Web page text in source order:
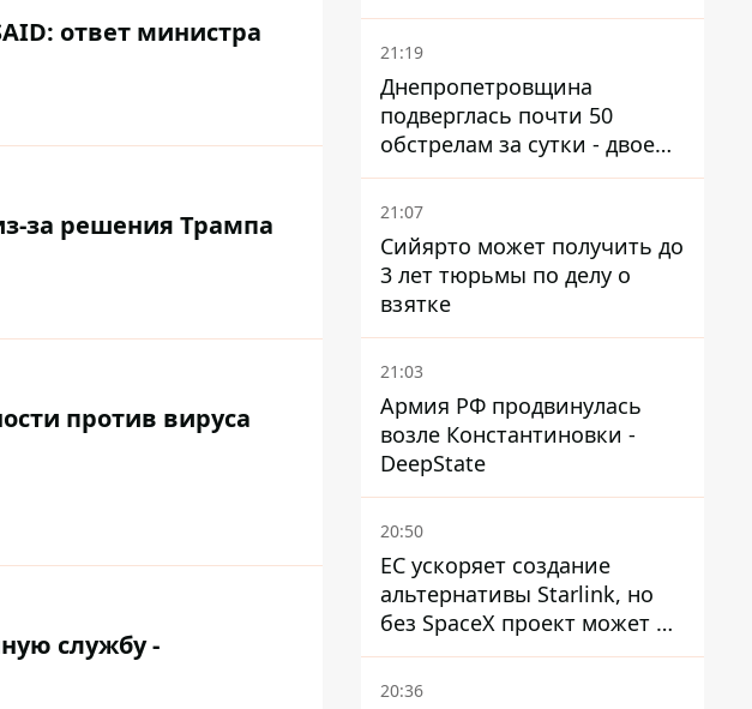
ответ министра
за решения Трампа
против вируса
службу -
21:19
Днепропетровщина
подверглась почти 50
обстрелам за сутки - двое
погибших, шесть
пострадавших
21:07
Сийярто может получить до
3 лет тюрьмы по делу о
взятке
21:03
Армия РФ продвинулась
возле Константиновки -
DeepState
20:50
ЕС ускоряет создание
альтернативы Starlink, но
без SpaceX проект может не
обойтись
20:36